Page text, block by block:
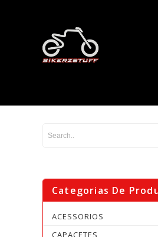
Categorias De
ACESSORIOS
CAPACETES